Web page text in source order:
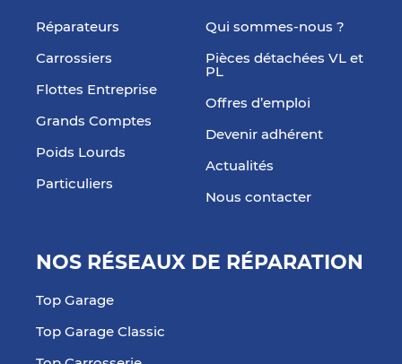
Réparateurs
Carrossiers
Flottes Entreprise
Grands Comptes
Poids Lourds
Particuliers
Qui sommes-nous ?
Pièces détachées VL et
PL
Offres d’emploi
Devenir adhérent
Actualités
Nous contacter
NOS RÉSEAUX DE RÉPARATION
Top Garage
Top Garage Classic